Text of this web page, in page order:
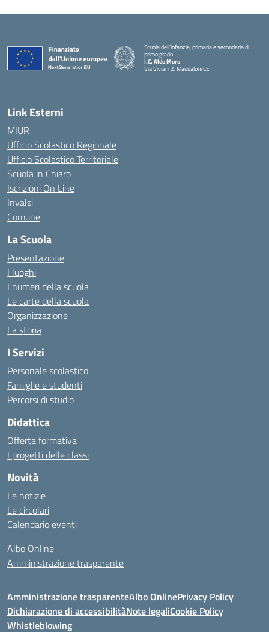
Scuola dell’infanzia, primaria e secondaria di
primo grado
I.C. Aldo Moro
Via Viviani 2, Maddaloni CE
Link Esterni
MIUR
Ufficio Scolastico Regionale
Ufficio Scolastico Territoriale
Scuola in Chiaro
Iscrizioni On Line
Invalsi
Comune
La Scuola
Presentazione
I luoghi
I numeri della scuola
Le carte della scuola
Organizzazione
La storia
I Servizi
Personale scolastico
Famiglie e studenti
Percorsi di studio
Didattica
Offerta formativa
I progetti delle classi
Novità
Le notizie
Le circolari
Calendario eventi
Albo Online
Amministrazione trasparente
Amministrazione trasparenteAlbo OnlinePrivacy Policy
Dichiarazione di accessibilitàNote legaliCookie Policy
Whistleblowing